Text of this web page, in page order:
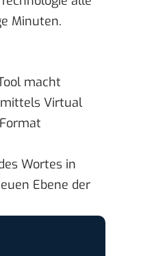
Minuten.
macht
mittels Virtual
Wortes in
Ebene der